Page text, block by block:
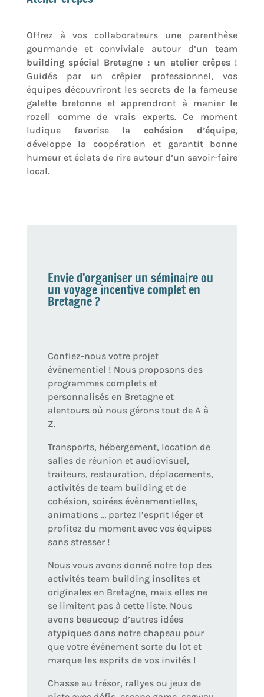
Offrez à vos collaborateurs une parenthèse
gourmande et conviviale autour d’unteam
building spécial Bretagne : un atelier crêpes !
Guidés par un crêpier professionnel, vos
équipes découvriront les secrets de la fameuse
galette bretonne et apprendront à manier le
rozell comme de vrais experts. Ce moment
ludique favorise lacohésion d’équipe,
développe la coopération et garantit bonne
humeur et éclats de rire autour d’un savoir-faire
local.
Envie d’organiser un séminaire ou
un voyage incentive complet en
Bretagne ?
Confiez-nous votre projet
évènementiel ! Nous proposons des
programmes complets et
personnalisés en Bretagne et
alentours où nous gérons tout de A à
Z.
Transports, hébergement, location de
salles de réunion et audiovisuel,
traiteurs, restauration, déplacements,
activités de team building et de
cohésion, soirées évènementielles,
animations … partez l’esprit léger et
profitez du moment avec vos équipes
sans stresser !
Nous vous avons donné notre top des
activités team building insolites et
originales en Bretagne, mais elles ne
se limitent pas à cette liste. Nous
avons beaucoup d’autres idées
atypiques dans notre chapeau pour
que votre évènement sorte du lot et
marque les esprits de vos invités !
Chasse au trésor, rallyes ou jeux de